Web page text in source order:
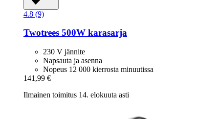
4.8 (9)
Twotrees 500W karasarja
230 V jännite
Napsauta ja asenna
Nopeus 12 000 kierrosta minuutissa
141,99 €
Ilmainen toimitus 14. elokuuta asti